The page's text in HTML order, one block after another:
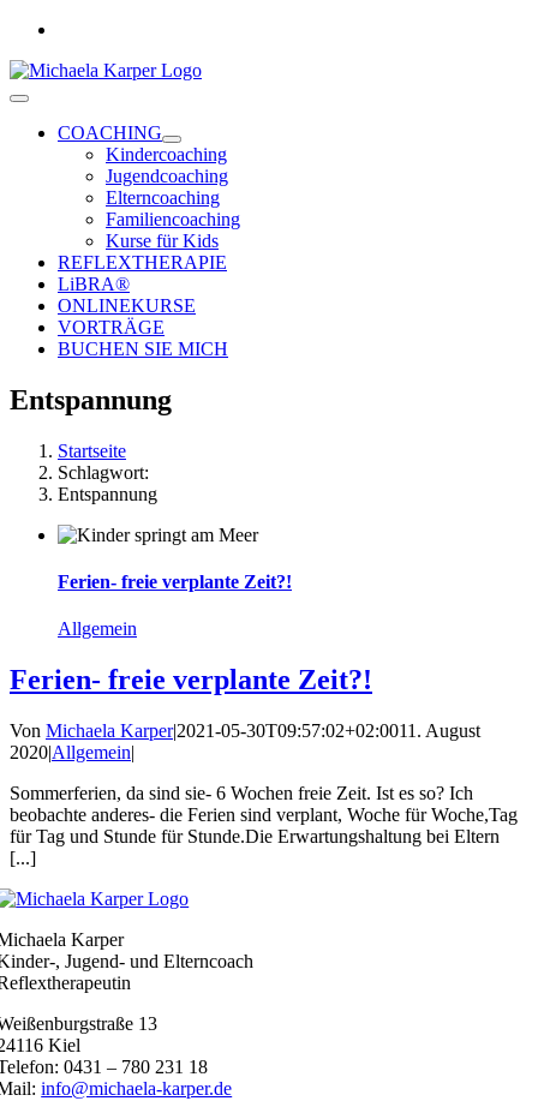
Zum
springen
Toggle
NavigationCOACHING
Kindercoaching
Jugendcoaching
Elterncoaching
Familiencoaching
Kurse für Kids
REFLEXTHERAPIE
LiBRA®
ONLINEKURSE
VORTRÄGE
BUCHEN SIE MICH
Entspannung
Startseite
Schlagwort:
Entspannung
Ferien- freie verplante Zeit?!
Allgemein
Ferien- freie verplante Zeit?!
Von Michaela Karper|2021-05-30T09:57:02+02:0011. August
2020|Allgemein|
Sommerferien, da sind sie- 6 Wochen freie Zeit. Ist es so? Ich
beobachte anderes- die Ferien sind verplant, Woche für Woche,Tag
für Tag und Stunde für Stunde.Die Erwartungshaltung bei Eltern
[...]
Karper
, Jugend- und Elterncoach
13
Kiel
0431 – 780 231 18
info@michaela-karper.de